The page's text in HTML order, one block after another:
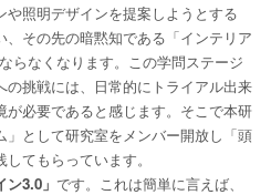
照明デザインを提案しようとする
その先の暗黙知である「インテリア
らなくなります。この学問ステージ
挑戦には、日常的にトライアル出来
必要であると感じます。そこで本研
として研究室をメンバー開放し「頭
てもらっています。
3.0」 です。これは簡単に言えば、